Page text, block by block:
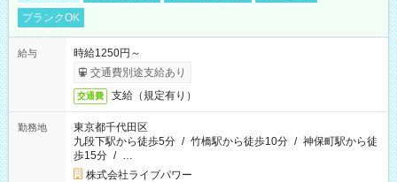
ブランクOK
給与
時給1250円～
交通費別途支給あり
交通費 支給（規定有り）
勤務地
東京都千代田区
九段下駅から徒歩5分 / 竹橋駅から徒歩10分 / 神保町駅から徒
歩15分 / …
株式会社ライブパワー